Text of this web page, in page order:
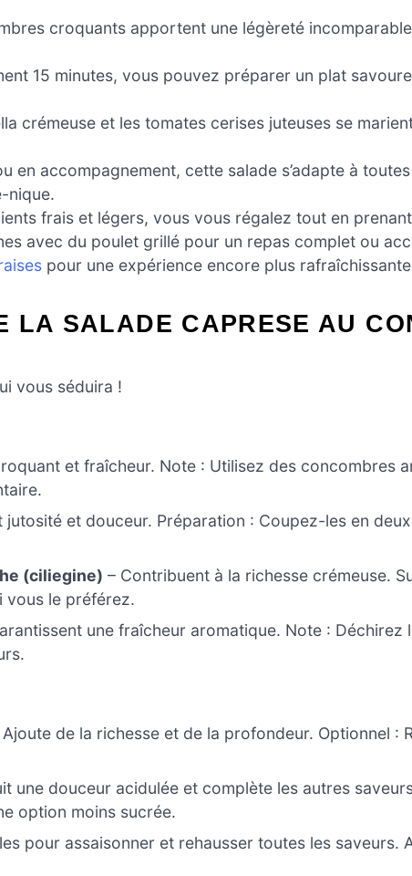
croquants apportent une légèreté
15 minutes, vous pouvez préparer un plat
crémeuse et les tomates cerises juteuses se
en accompagnement, cette salade s’adapte à
nique.
frais et légers, vous vous régalez tout en
avec du poulet grillé pour un repas complet ou
pour une expérience encore plus
LA SALADE CAPRESE AU
vous séduira !
et fraîcheur. Note : Utilisez des concombres
jutosité et douceur. Préparation : Coupez-les en
(ciliegine) – Contribuent à la richesse crémeuse.
vous le préférez.
une fraîcheur aromatique. Note : Déchirez
Ajoute de la richesse et de la profondeur. Optionnel :
une douceur acidulée et complète les autres
option moins sucrée.
pour assaisonner et rehausser toutes les saveurs.